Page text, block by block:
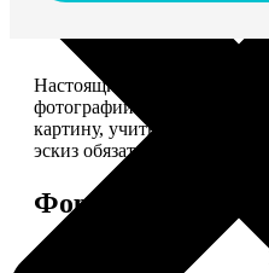
Настоящий шедевр,
фотографии.
картину, учитывая ваши
эскиз обязательно
Форматы и цены